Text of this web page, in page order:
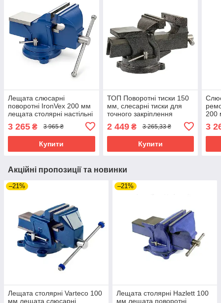
Лещата слюсарні
поворотні IronVex 200 мм
лещата столярні настільні
3 265 ₴ 3 965 ₴
Купити
ТОП Поворотні тиски 150
мм, слесарні тиски для
точного закріплення
2 449₴ 3 265,33 ₴
Купити
200
3
Акційні пропозиції та новинки
–21%
Лещата столярні Varteco 100
мм лещата слюсарні
–21%
Лещата столярні Hazlett 100
мм лещата поворотні